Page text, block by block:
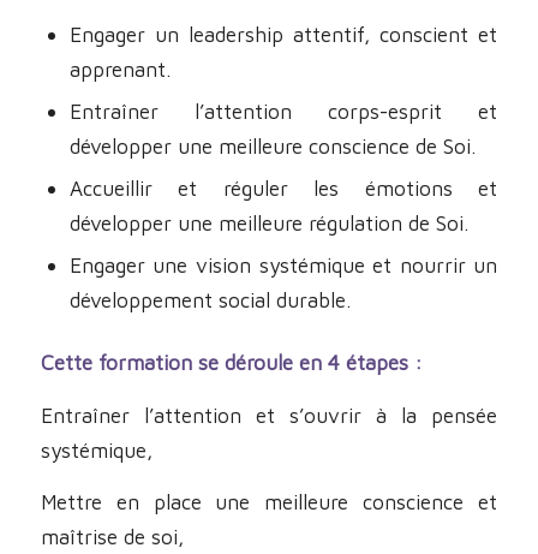
Engager un leadership attentif, conscient et
apprenant.
Entraîner l’attention corps-esprit et
développer une meilleure conscience de Soi.
Accueillir et réguler les émotions et
développer une meilleure régulation de Soi.
Engager une vision systémique et nourrir un
développement social durable.
Cette formation se déroule en 4 étapes :
Entraîner l’attention et s’ouvrir à la pensée
systémique,
Mettre en place une meilleure conscience et
maîtrise de soi,